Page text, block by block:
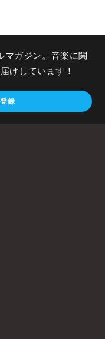
マガジン。音楽に関
けしています！
録